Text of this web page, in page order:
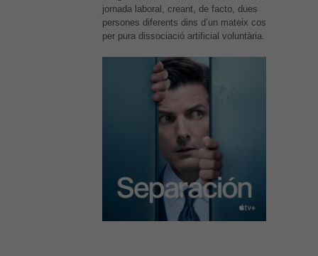
jornada laboral, creant, de facto, dues
persones diferents dins d’un mateix cos
per pura dissociació artificial voluntària.